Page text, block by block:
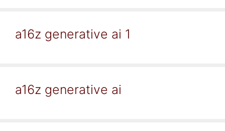
a16z generative ai 1
a16z generative ai